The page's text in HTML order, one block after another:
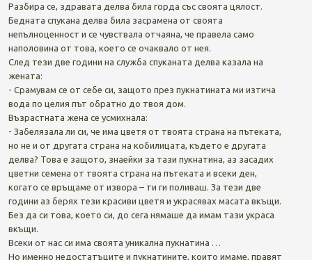
Разбира се, здравата делва била горда със своята цялост.
Бедната спукана делва била засрамена от своята
непълноценност и се чувствала отчаяна, че правела само
наполовина от това, което се очаквало от нея.
След тези две години на служба спуканата делва казала на
жената:
- Срамувам се от себе си, защото през пукнатината ми изтича
вода по целия път обратно до твоя дом.
Възрастната жена се усмихнала:
- Забелязала ли си, че има цветя от твоята страна на пътеката,
но не и от другата страна на кобилицата, където е другата
делва? Това е защото, знаейки за тази пукнатина, аз засадих
цветни семена от твоята страна на пътеката и всеки ден,
когато се връщаме от извора – ти ги поливаш. За тези две
години аз берях тези красиви цветя и украсявах масата вкъщи.
Без да си това, което си, до сега нямаше да имам тази украса
вкъщи.
Всеки от нас си има своята уникална пукнатина …
Но именно недостатъците и пукнатините, които имаме, правят